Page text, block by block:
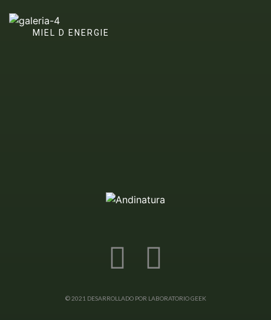
MIEL D ENERGIE
© 2021 DESARROLLADO POR LABORATORIO GEEK